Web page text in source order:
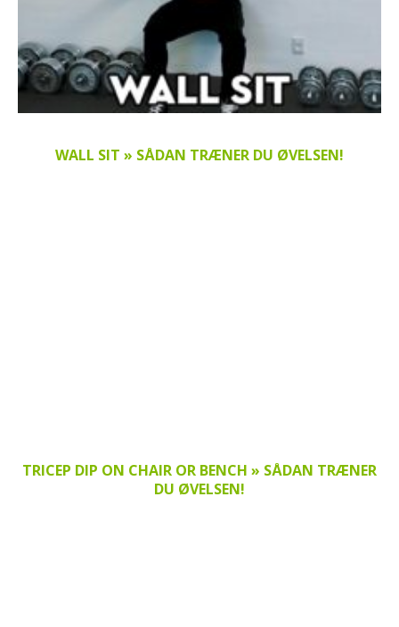
WALL SIT » SÅDAN TRÆNER DU ØVELSEN!
TRICEP DIP ON CHAIR OR BENCH » SÅDAN TRÆNER
DU ØVELSEN!